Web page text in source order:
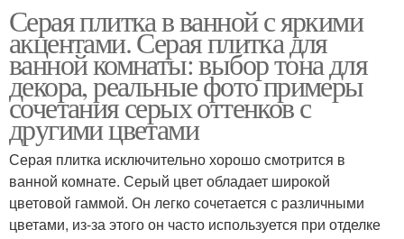
Серая плитка в ванной с яркими
акцентами. Серая плитка для
ванной комнаты: выбор тона для
декора, реальные фото примеры
сочетания серых оттенков с
другими цветами
Серая плитка исключительно хорошо смотрится в
ванной комнате. Серый цвет обладает широкой
цветовой гаммой. Он легко сочетается с различными
цветами, из-за этого он часто используется при отделке